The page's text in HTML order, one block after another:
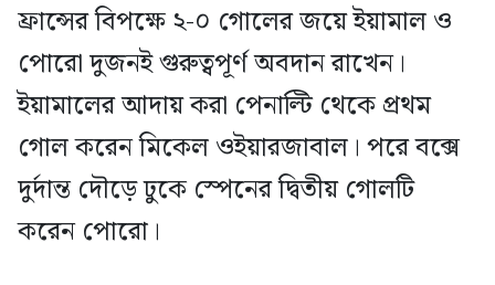
ফ্রান্সের বিপক্ষে ২-০ গোলের জয়ে ইয়ামাল ও
পোরো দুজনই গুরুত্বপূর্ণ অবদান রাখেন।
ইয়ামালের আদায় করা পেনাল্টি থেকে প্রথম
গোল করেন মিকেল ওইয়ারজাবাল। পরে বক্সে
দুর্দান্ত দৌড়ে ঢুকে স্পেনের দ্বিতীয় গোলটি
করেন পোরো।